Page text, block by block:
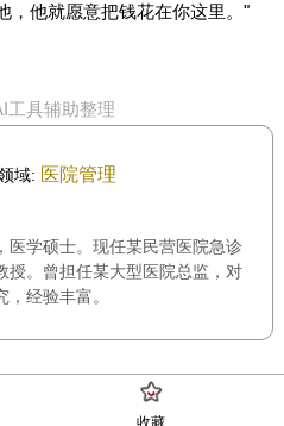
，他就愿意把钱花在你这里。"
工具辅助整理
域: 医院管理
医学硕士。现任某民营医院急诊
授。曾担任某大型医院总监，对
经验丰富。
收藏